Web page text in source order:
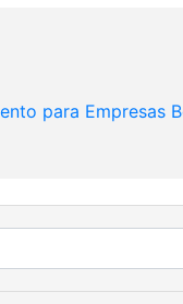
para Empresas